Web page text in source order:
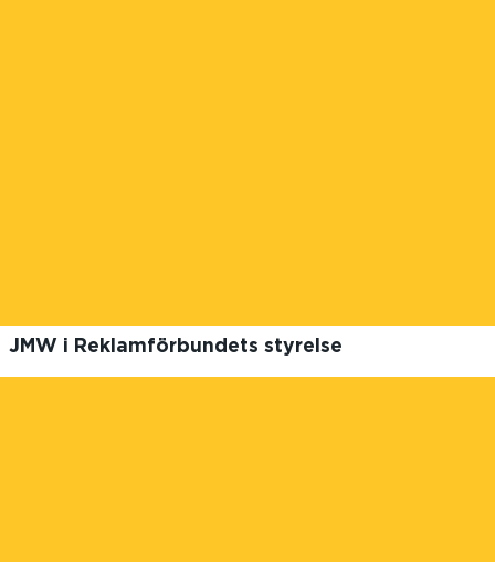
JMW i Reklamförbundets styrelse